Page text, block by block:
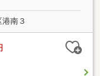
南３